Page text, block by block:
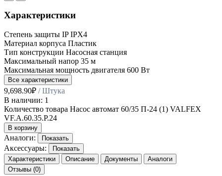
Характеристики
Степень защиты IP IPX4
Материал корпуса Пластик
Тип конструкции Насосная станция
Максимальный напор 35 м
Максимальная мощность двигателя 600 Вт
Все характеристики
9,698.90₽ / Штука
В наличии: 1
Количество товара Насос автомат 60/35 П-24 (1) VALFEX
VF.A.60.35.P.24
В корзину
Аналоги: Показать
Аксессуары:
Показать
Характеристики
Описание Документы
Аналоги
Отзывы (0)